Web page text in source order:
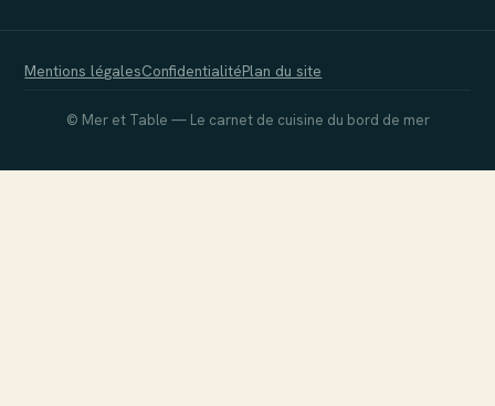
Mentions légalesConfidentialitéPlan du site
© Mer et Table — Le carnet de cuisine du bord de mer